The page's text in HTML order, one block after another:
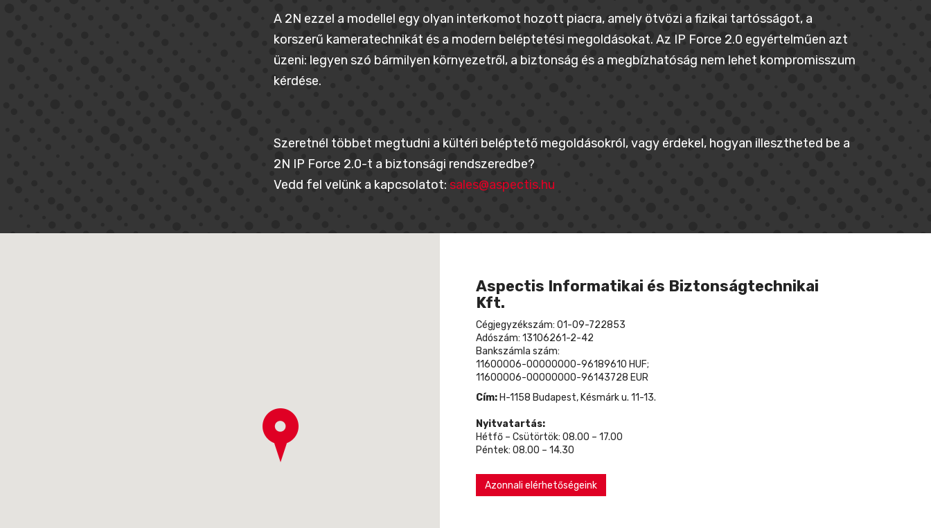
A 2N ezzel a modellel egy olyan interkomot hozott piacra, amely ötvözi a fizikai tartósságot, a
korszerű kameratechnikát és a modern beléptetési megoldásokat. Az IP Force 2.0 egyértelműen azt
üzeni: legyen szó bármilyen környezetről, a biztonság és a megbízhatóság nem lehet kompromisszum
kérdése.
Szeretnél többet megtudni a kültéri beléptető megoldásokról, vagy érdekel, hogyan illesztheted be a
2N IP Force 2.0-t a biztonsági rendszeredbe?
Vedd fel velünk a kapcsolatot: sales@aspectis.hu
Aspectis Informatikai és Biztonságtechnikai
Kft.
Cégjegyzékszám: 01-09-722853
Adószám: 13106261-2-42
Bankszámla szám:
11600006-00000000-96189610 HUF;
11600006-00000000-96143728 EUR
Cím: H-1158 Budapest, Késmárk u. 11-13.
Nyitvatartás:
Hétfő – Csütörtök: 08.00 – 17.00
Péntek: 08.00 – 14.30
Azonnali elérhetőségeink